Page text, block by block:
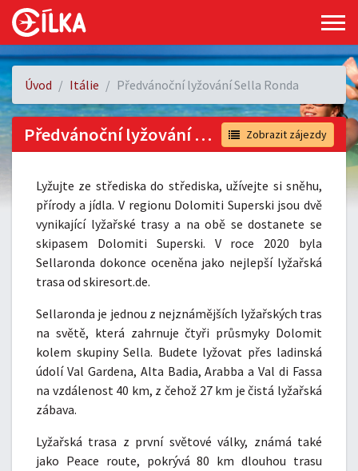
Úvod Itálie Předvánoční lyžování Sella Ronda
Zobrazit zájezdy
Předvánoční lyžování Sella Ronda
Lyžujte ze střediska do střediska, užívejte si sněhu,
přírody a jídla. V regionu Dolomiti Superski jsou dvě
vynikající lyžařské trasy a na obě se dostanete se
skipasem Dolomiti Superski. V roce 2020 byla
Sellaronda dokonce oceněna jako nejlepší lyžařská
trasa od skiresort.de.
Sellaronda je jednou z nejznámějších lyžařských tras
na světě, která zahrnuje čtyři průsmyky Dolomit
kolem skupiny Sella. Budete lyžovat přes ladinská
údolí Val Gardena, Alta Badia, Arabba a Val di Fassa
na vzdálenost 40 km, z čehož 27 km je čistá lyžařská
zábava.
Lyžařská trasa z první světové války, známá také
jako Peace route, pokrývá 80 km dlouhou trasu